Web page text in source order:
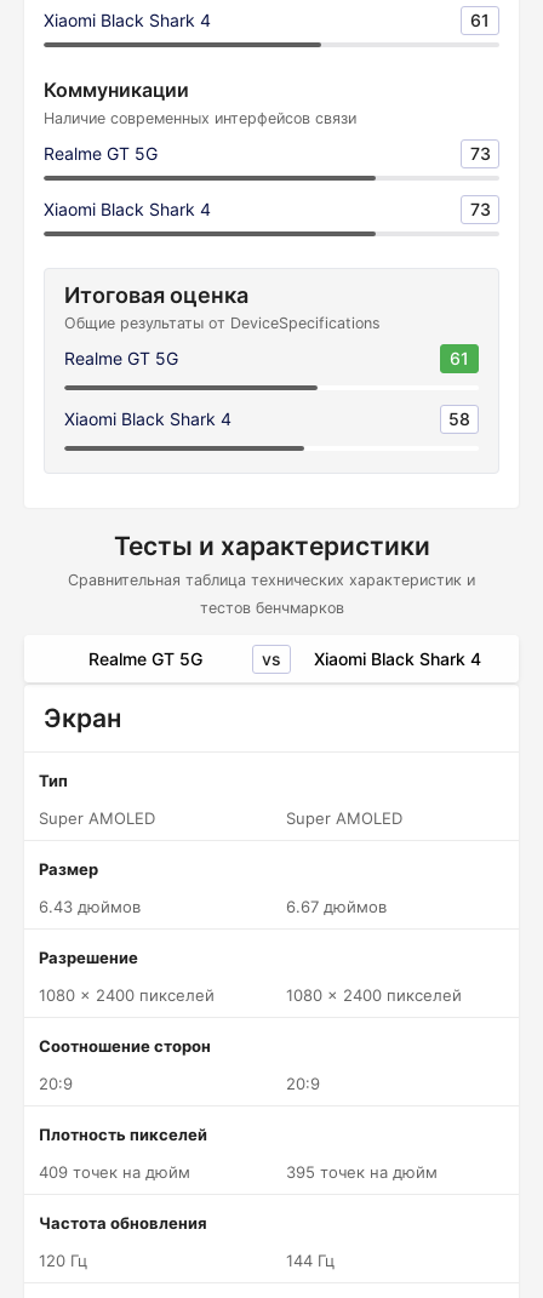
Xiaomi Black Shark 4 61
Коммуникации
Наличие современных интерфейсов связи
Realme GT 5G 73
Xiaomi Black Shark 4 73
Итоговая оценка
Общие результаты от DeviceSpecifications
Realme GT 5G 61
Xiaomi Black Shark 4 58
Тесты и характеристики
Сравнительная таблица технических характеристик и
тестов бенчмарков
Realme GT 5G vs Xiaomi Black Shark 4
Экран
Тип
Super AMOLED
Super AMOLED
Размер
6.43 дюймов
6.67 дюймов
Разрешение
1080 x 2400 пикселей
1080 x 2400 пикселей
Соотношение сторон
20:9
20:9
Плотность пикселей
409 точек на дюйм
395 точек на дюйм
Частота обновления
120 Гц
144 Гц